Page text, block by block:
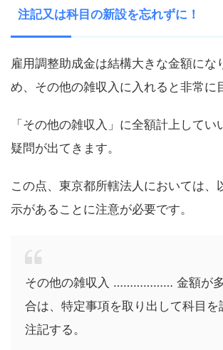
注記又は科目の新設を忘れずに！
雇用調整助成金は結構大きな金額にな
め、その他の雑収入に入れると非常に
「その他の雑収入」に全額計上してい
疑問が出てきます。
この点、東京都所轄法人においては、
示があることに注意が必要です。
その他の雑収入 ……………… 金額が
合は、特定事項を取り出して科目を
注記する。